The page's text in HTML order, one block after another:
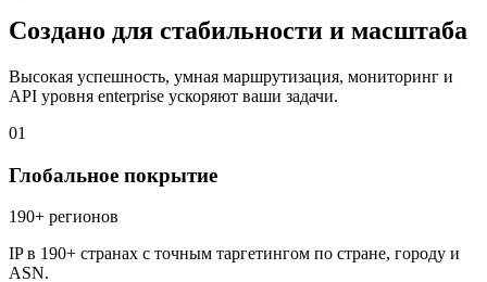
Создано для стабильности и масштаба
Высокая успешность, умная маршрутизация, мониторинг и
API уровня enterprise ускоряют ваши задачи.
01
Глобальное покрытие
190+ регионов
IP в 190+ странах с точным таргетингом по стране, городу и
ASN.